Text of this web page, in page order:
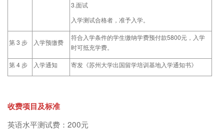
3.面试
入学测试合格者，准予入学。
第 3 步 入学预缴费
符合入学条件的学生缴纳学费预付款5800元，入学
时可抵充学费。
第 4 步 入学通知 寄发《苏州大学出国留学培训基地入学通知书》
收费项目及标准
英语水平测试费：200元